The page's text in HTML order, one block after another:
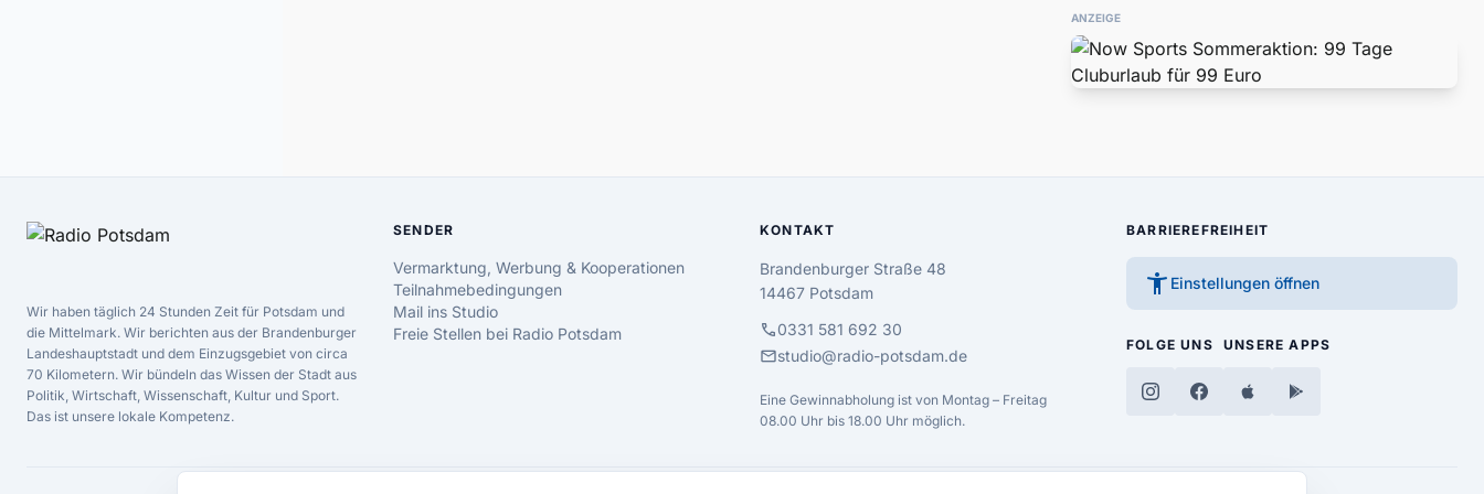
ANZEIGE
Wir haben täglich 24 Stunden Zeit für Potsdam und
die Mittelmark. Wir berichten aus der Brandenburger
Landeshauptstadt und dem Einzugsgebiet von circa
70 Kilometern. Wir bündeln das Wissen der Stadt aus
Politik, Wirtschaft, Wissenschaft, Kultur und Sport.
Das ist unsere lokale Kompetenz.
SENDER
Vermarktung, Werbung & Kooperationen
Teilnahmebedingungen
Mail ins Studio
Freie Stellen bei Radio Potsdam
KONTAKT
Brandenburger Straße 48
14467 Potsdam
call0331 581 692 30
mailstudio@radio-potsdam.de
Eine Gewinnabholung ist von Montag – Freitag
08.00 Uhr bis 18.00 Uhr möglich.
BARRIEREFREIHEIT
accessibility_new Einstellungen öffnen
FOLGE UNS UNSERE APPS